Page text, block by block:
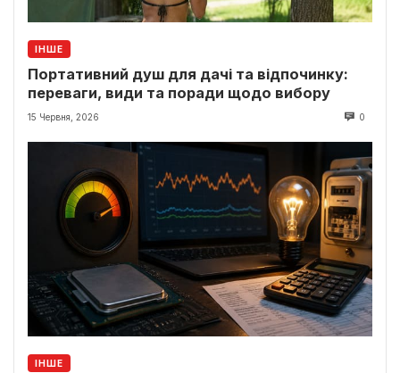
ІНШЕ
Портативний душ для дачі та відпочинку:
переваги, види та поради щодо вибору
15 Червня, 2026 0
ІНШЕ